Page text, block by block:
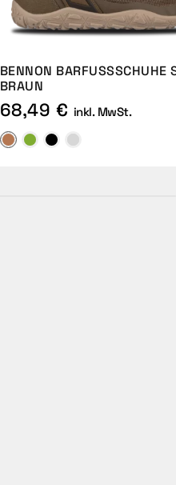
BENNON BARFUSSSCHUHE
RAUN
68,49 € inkl. MwSt.